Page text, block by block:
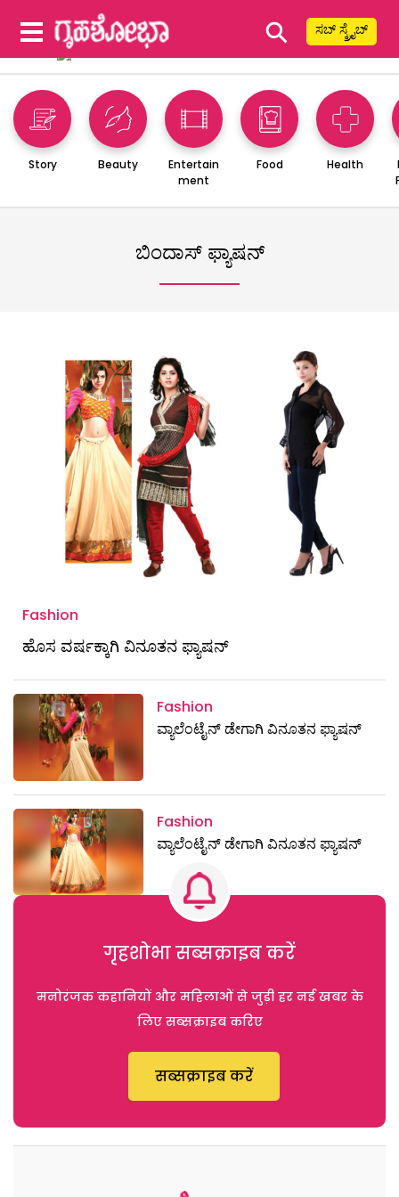
⚲ ಸಬ್ ಸ್ಕ್ರೈಬ್
Story Beauty
Entertain
ment
Food Health
ಬಿಂದಾಸ್ ಫ್ಯಾಷನ್
Fashion
ಹೊಸ ವರ್ಷಕ್ಕಾಗಿ ವಿನೂತನ ಫ್ಯಾಷನ್
Fashion
ವ್ಯಾಲೆಂಟೈನ್‌ ಡೇಗಾಗಿ ವಿನೂತನ ಫ್ಯಾಷನ್
Fashion
ವ್ಯಾಲೆಂಟೈನ್‌ ಡೇಗಾಗಿ ವಿನೂತನ ಫ್ಯಾಷನ್
गृहशोभा सब्सक्राइब करें
मनोरंजक कहानियों और महिलाओं से जुड़ी हर नई खबर के
लिए सब्सक्राइब करिए
सब्सक्राइब करें